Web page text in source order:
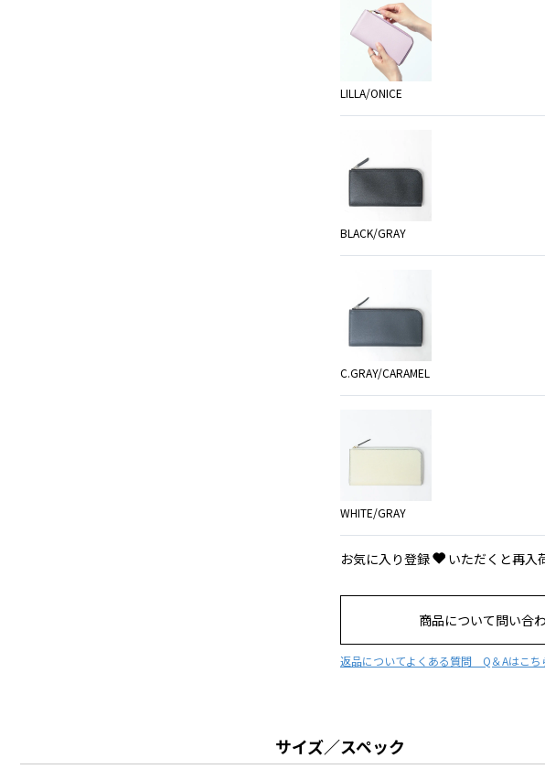
LILLA/ONICE
BLACK/GRAY
C.GRAY/CARAMEL
WHITE/GRAY
お気に入り登録 いただくと再入
商品について問い合
返品についてよくある質問 Q＆Aはこち
サイズ／スペック